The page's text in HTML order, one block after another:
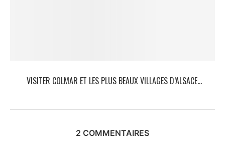
VISITER COLMAR ET LES PLUS BEAUX VILLAGES D’ALSACE...
2 COMMENTAIRES